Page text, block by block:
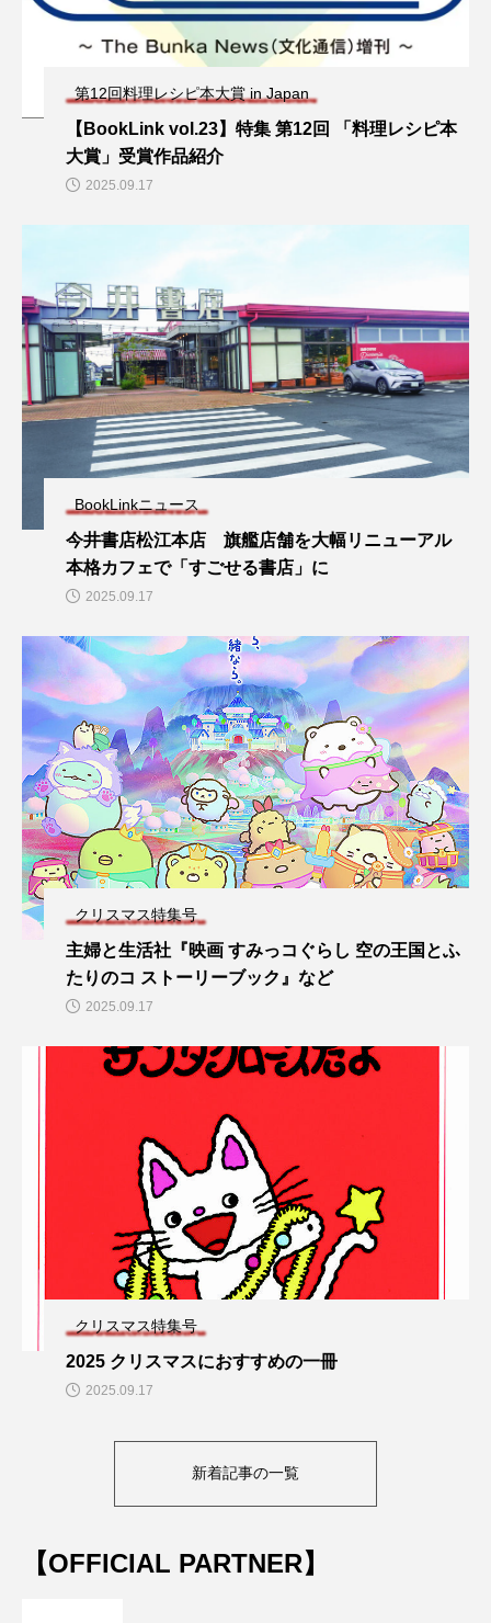
第12回料理レシピ本大賞 in Japan
【BookLink vol.23】特集 第12回 「料理レシピ本
大賞」受賞作品紹介
2025.09.17
BookLinkニュース
今井書店松江本店 旗艦店舗を大幅リニューアル
本格カフェで「すごせる書店」に
2025.09.17
クリスマス特集号
主婦と生活社『映画 すみっコぐらし 空の王国とふ
たりのコ ストーリーブック』など
2025.09.17
クリスマス特集号
2025 クリスマスにおすすめの一冊
2025.09.17
新着記事の一覧
【OFFICIAL PARTNER】